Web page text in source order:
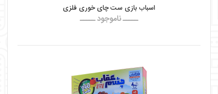
اسباب بازی ست چای خوری فلزی
ـــــ ناموجود ـــــ